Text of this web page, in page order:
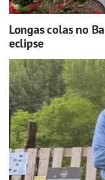
Longas colas no
eclipse